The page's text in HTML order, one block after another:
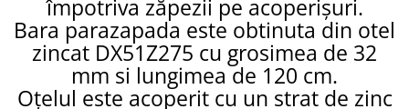
Ciocane cu cap din plastic
Ciocane cu cap din cauciuc
Ciocane cu cap din lemn
Ciocane cu cap din fier
Suporti panouri fotovoltaice
Elemente de dilatare
Suruburi si cuie
Lucru pe acoperis
Platforme de lucru
împotriva zăpezii pe acoperișuri.
Bara parazapada este obtinuta din otel
zincat DX51Z275 cu grosimea de 32
mm si lungimea de 120 cm.
Oțelul este acoperit cu un strat de zinc